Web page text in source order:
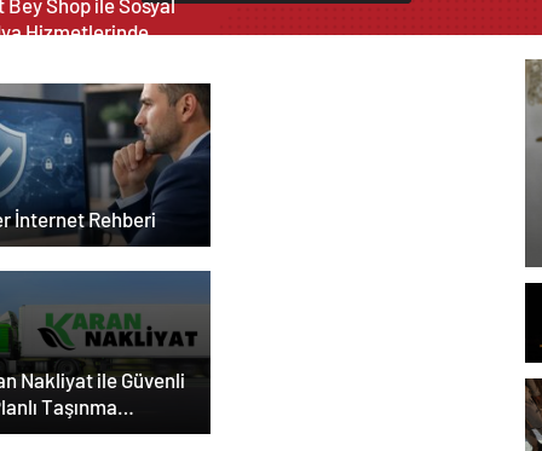
Hizmetlerinde
İnternet Rehberi
Nakliyat ile Güvenli
Taşınma